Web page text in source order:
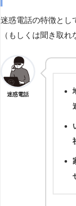
迷惑電話の特徴とし
（もしくは聞き取
迷惑電話